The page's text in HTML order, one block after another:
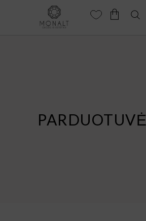
PARDUOTUVĖ